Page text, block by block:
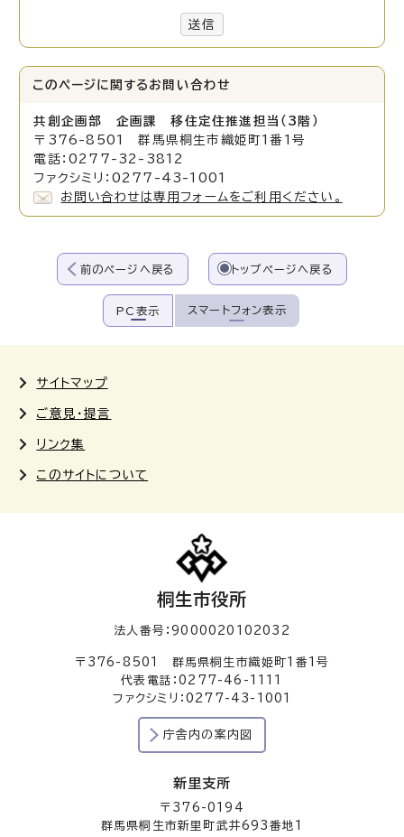
送信
このページに関する お問い合わせ
共創企画部 企画課 移住定住推進担当（3階）
〒376-8501 群馬県桐生市織姫町1番1号
電話：0277-32-3812
ファクシミリ：0277-43-1001
お問い合わせは専用フォームをご利用ください。
前のページへ戻る トップページへ戻る
PC表示 スマートフォン表示
サイトマップ
ご意見・提言
リンク集
このサイトについて
桐生市役所
法人番号：9000020102032
〒376-8501 群馬県桐生市織姫町1番1号
代表電話：0277-46-1111
ファクシミリ：0277-43-1001
庁舎内の案内図
新里支所
〒376-0194
群馬県桐生市新里町武井693番地1